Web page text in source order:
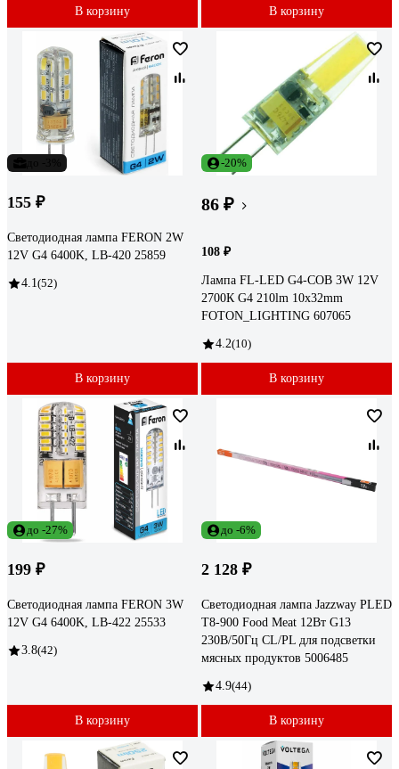
В корзину В корзину
155 ₽
Светодиодная лампа FERON 2W
12V G4 6400K, LB-420 25859
4.1 (52)
В корзину
-20%
86 ₽
108 ₽
Лампа FL-LED G4-COB 3W 12V
2700К G4 210lm 10x32mm
FOTON_LIGHTING 607065
4.2(10)
В корзину
до -27%
199 ₽
Светодиодная лампа FERON 3W
12V G4 6400K, LB-422 25533
3.8(42)
В корзину
до -6%
2 128 ₽
Светодиодная лампа Jazzway PLED
T8-900 Food Meat 12Вт G13
230В/50Гц CL/PL для подсветки
мясных продуктов 5006485
4.9(44)
В корзину